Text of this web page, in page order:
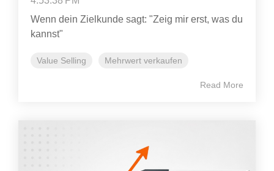
Wenn dein Zielkunde sagt: "Zeig mir erst, was du
kannst"
Value Selling Mehrwert verkaufen
Read More